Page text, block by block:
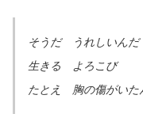
そうだ うれしいんだ
生きる よろこび
たとえ 胸の傷がいた